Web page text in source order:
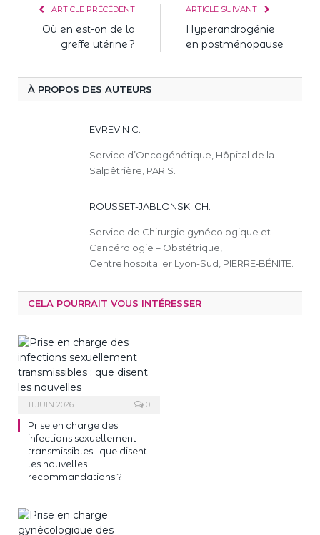
ARTICLE PRÉCÉDENT
Où en est-on de la
greffe utérine ?
ARTICLE SUIVANT
Hyperandrogénie
en postménopause
À PROPOS DES AUTEURS
EVREVIN C.
Service d’Oncogénétique, Hôpital de la
Salpêtrière, PARIS.
ROUSSET-JABLONSKI CH.
Service de Chirurgie gynécologique et
Cancérologie – Obstétrique,
Centre hospitalier Lyon-Sud, PIERRE‑BÉNITE.
CELA POURRAIT VOUS INTÉRESSER
11 JUIN 2026 0
Prise en charge des
infections sexuellement
transmissibles : que disent
les nouvelles
recommandations ?